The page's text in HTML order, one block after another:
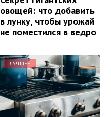
овощей: что добавить
в лунку, чтобы урожай
не поместился в ведро
ЛУЧШЕЕ